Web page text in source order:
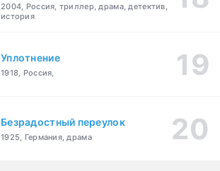
2004, Россия, триллер, драма, детектив,
история
Уплотнение
1918, Россия,
Безрадостный переулок
1925, Германия, драма